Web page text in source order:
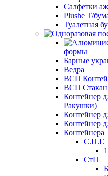
Салфетки
Plushe Т/
Туалетная
формы
Барные
Ведра
ВСП
ВСП Стакан
Контейнер
Ракушки)
Контейнер
Контейнер
Контейнера
С.П.Г.
СтП